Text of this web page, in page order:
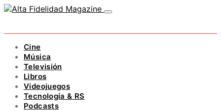
Cine
Música
Televisión
Libros
Videojuegos
Tecnología & RS
Podcasts